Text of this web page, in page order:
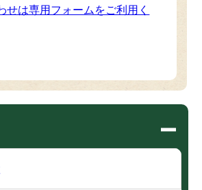
せは専用フォームをご利用く